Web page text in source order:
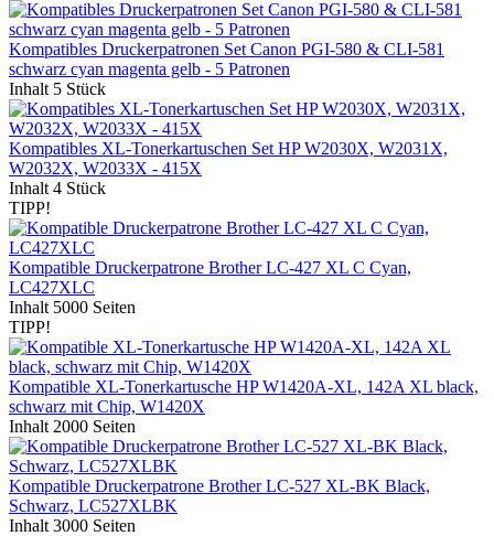
Kompatibles Druckerpatronen Set Canon PGI-580 & CLI-581
schwarz cyan magenta gelb - 5 Patronen
Inhalt 5 Stück
Kompatibles XL-Tonerkartuschen Set HP W2030X, W2031X,
W2032X, W2033X - 415X
Inhalt 4 Stück
TIPP!
Kompatible Druckerpatrone Brother LC-427 XL C Cyan,
LC427XLC
Inhalt 5000 Seiten
TIPP!
Kompatible XL-Tonerkartusche HP W1420A-XL, 142A XL black,
schwarz mit Chip, W1420X
Inhalt 2000 Seiten
Kompatible Druckerpatrone Brother LC-527 XL-BK Black,
Schwarz, LC527XLBK
Inhalt 3000 Seiten